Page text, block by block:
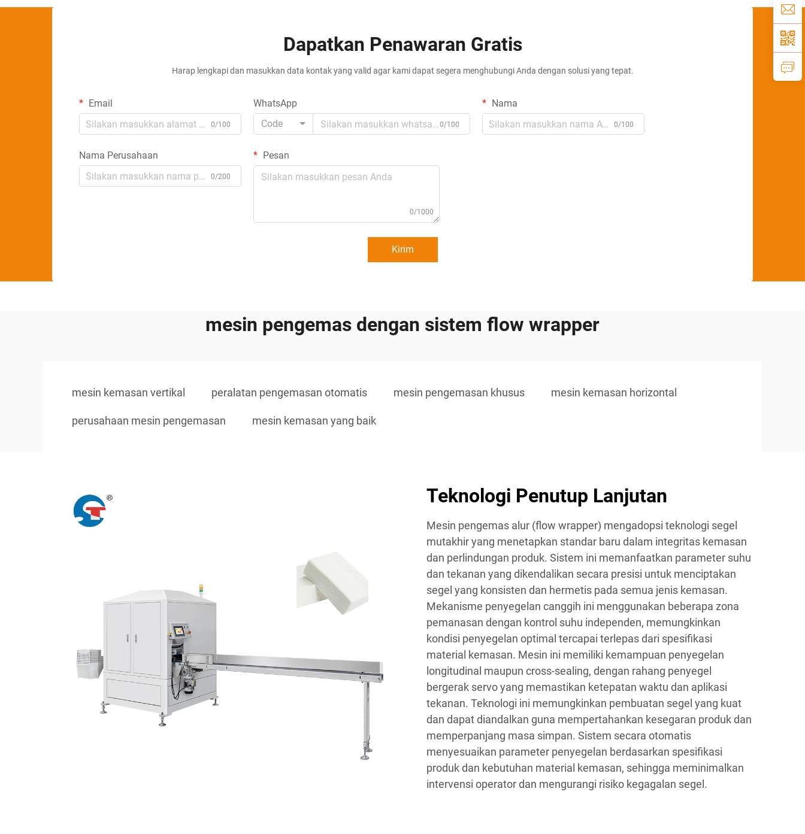
Dapatkan Penawaran Gratis
Harap lengkapi dan masukkan data kontak yang valid agar kami dapat segera menghubungi Anda dengan solusi yang tepat.
Email
0/100
WhatsApp
Code
0/100
Nama
0/100
Nama Perusahaan
0/200
Pesan
0/1000
Kirim
mesin pengemas dengan sistem flow wrapper
mesin kemasan vertikal peralatan pengemasan otomatis mesin pengemasan khusus mesin kemasan horizontal
perusahaan mesin pengemasan mesin kemasan yang baik
Teknologi Penutup Lanjutan
Mesin pengemas alur (flow wrapper) mengadopsi teknologi segel
mutakhir yang menetapkan standar baru dalam integritas kemasan
dan perlindungan produk. Sistem ini memanfaatkan parameter suhu
dan tekanan yang dikendalikan secara presisi untuk menciptakan
segel yang konsisten dan hermetis pada semua jenis kemasan.
Mekanisme penyegelan canggih ini menggunakan beberapa zona
pemanasan dengan kontrol suhu independen, memungkinkan
kondisi penyegelan optimal tercapai terlepas dari spesifikasi
material kemasan. Mesin ini memiliki kemampuan penyegelan
longitudinal maupun cross-sealing, dengan rahang penyegel
bergerak servo yang memastikan ketepatan waktu dan aplikasi
tekanan. Teknologi ini memungkinkan pembuatan segel yang kuat
dan dapat diandalkan guna mempertahankan kesegaran produk dan
memperpanjang masa simpan. Sistem secara otomatis
menyesuaikan parameter penyegelan berdasarkan spesifikasi
produk dan kebutuhan material kemasan, sehingga meminimalkan
intervensi operator dan mengurangi risiko kegagalan segel.